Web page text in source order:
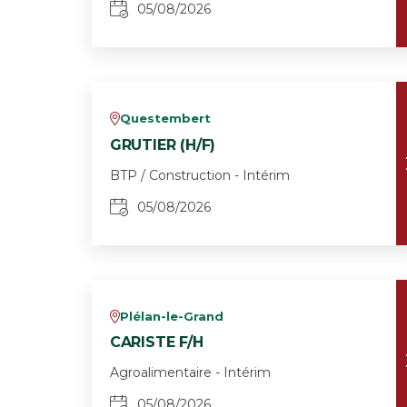
05/08/2026
vQuestembert
GRUTIER (H/F)
BTP / Construction - Intérim
05/08/2026
vPlélan-le-Grand
CARISTE F/H
Agroalimentaire - Intérim